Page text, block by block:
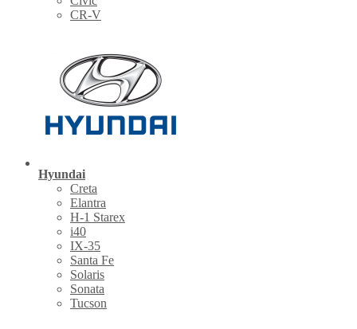
CR-V
Hyundai
Creta
Elantra
H-1 Starex
i40
IX-35
Santa Fe
Solaris
Sonata
Tucson